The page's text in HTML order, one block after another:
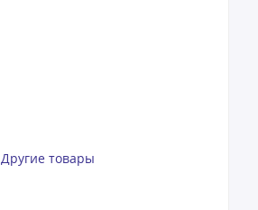
Другие товары